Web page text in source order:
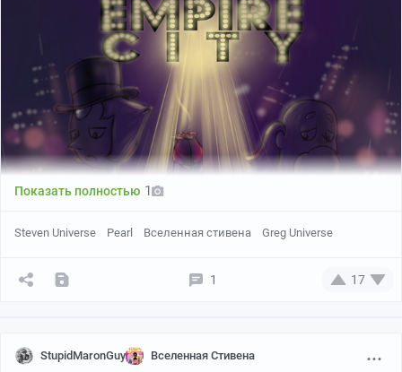
Показать полностью 1
Steven Universe Pearl Вселенная стивена Greg Universe
1 17
StupidMaronGuy Вселенная Стивена